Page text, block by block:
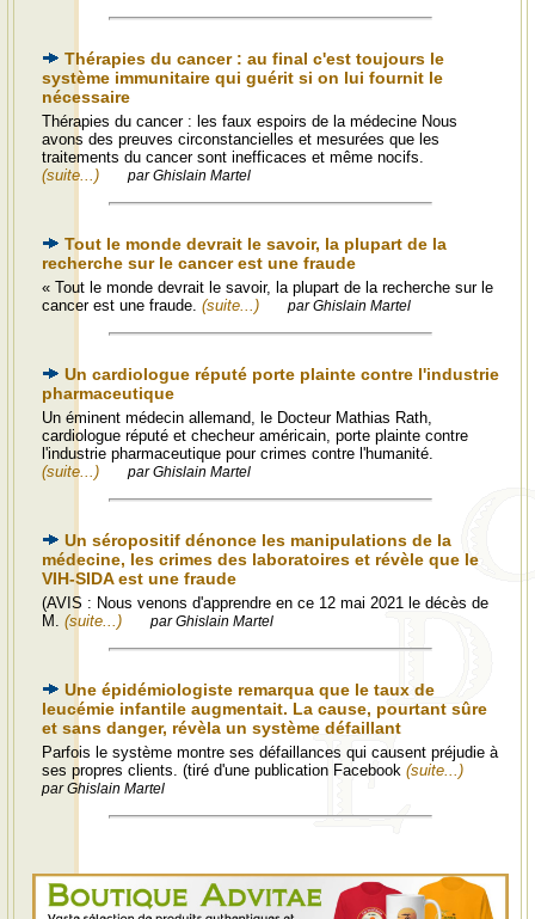
Thérapies du cancer : au final c'est toujours le
système immunitaire qui guérit si on lui fournit le
nécessaire
Thérapies du cancer : les faux espoirs de la médecine Nous
avons des preuves circonstancielles et mesurées que les
traitements du cancer sont inefficaces et même nocifs.
(suite...)
par Ghislain Martel
Tout le monde devrait le savoir, la plupart de la
recherche sur le cancer est une fraude
« Tout le monde devrait le savoir, la plupart de la recherche sur le
cancer est une fraude. (suite...) par Ghislain Martel
Un cardiologue réputé porte plainte contre l'industrie
pharmaceutique
Un éminent médecin allemand, le Docteur Mathias Rath,
cardiologue réputé et checheur américain, porte plainte contre
l'industrie pharmaceutique pour crimes contre l'humanité.
(suite...)
par Ghislain Martel
Un séropositif dénonce les manipulations de la
médecine, les crimes des laboratoires et révèle que le
VIH-SIDA est une fraude
(AVIS : Nous venons d'apprendre en ce 12 mai 2021 le décès de
M. (suite...) par Ghislain Martel
Une épidémiologiste remarqua que le taux de
leucémie infantile augmentait. La cause, pourtant sûre
et sans danger, révèla un système défaillant
Parfois le système montre ses défaillances qui causent préjudie à
ses propres clients. (tiré d'une publication Facebook (suite...)
par Ghislain Martel